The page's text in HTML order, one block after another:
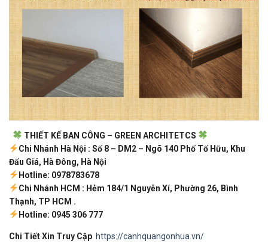
THIẾT KẾ BAN CÔNG – GREEN ARCHITETCS
Chi Nhánh Hà Nội : Số 8 – DM2 – Ngõ 140 Phố Tố Hữu, Khu
Đấu Giá, Hà Đông, Hà Nội
Hotline: 0978783678
Chi Nhánh HCM : Hẻm 184/1 Nguyễn Xí, Phường 26, Bình
Thạnh, TP HCM .
Hotline: 0945 306 777
Chi Tiết Xin Truy Cập https://canhquangonhua.vn/